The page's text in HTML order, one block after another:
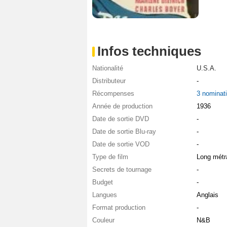
Infos techniques
Nationalité
U.S.A.
Distributeur
-
Récompenses
3
Année de production
1936
Date de sortie DVD
-
Date de sortie Blu-ray
-
Date de sortie VOD
-
Type de film
Long
Secrets de tournage
-
Budget
-
Langues
Anglais
Format production
-
Couleur
N&B